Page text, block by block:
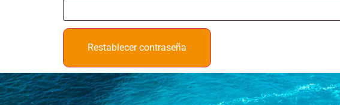
Restablecer contraseña